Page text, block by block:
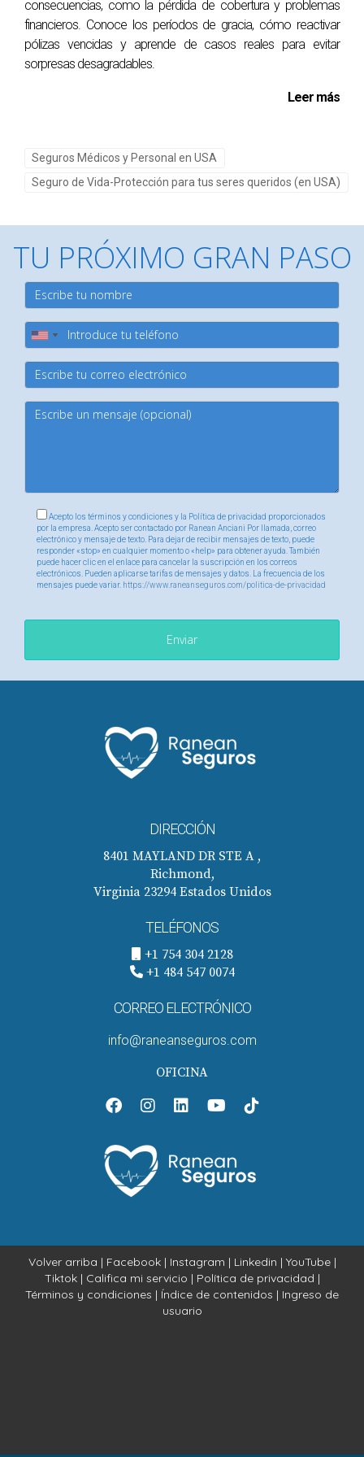
lo que necesitas hacer es dar el primer paso. ¡Actúa hoy!
consecuencias, como la pérdida de cobertura y problemas
financieros. Conoce los períodos de gracia, cómo reactivar
pólizas vencidas y aprende de casos reales para evitar
sorpresas desagradables.
Leer más
Seguros Médicos y Personal en USA
Seguro de Vida-Protección para tus seres queridos (en USA)
TU PRÓXIMO GRAN PASO
Acepto los términos y condiciones y la Política de privacidad proporcionados
por la empresa. Acepto ser contactado por Ranean Anciani Por llamada, correo
electrónico y mensaje de texto. Para dejar de recibir mensajes de texto, puede
responder «stop» en cualquier momento o «help» para obtener ayuda. También
puede hacer clic en el enlace para cancelar la suscripción en los correos
electrónicos. Pueden aplicarse tarifas de mensajes y datos. La frecuencia de los
mensajes puede variar. https://www.raneanseguros.com/politica-de-privacidad
Enviar
DIRECCIÓN
8401 MAYLAND DR STE A ,
Richmond,
Virginia 23294 Estados Unidos
TELÉFONOS
+1 754 304 2128
+1 484 547 0074
CORREO ELECTRÓNICO
info@raneanseguros.com
OFICINA
Volver arriba | Facebook| Instagram | Linkedin | YouTube|
Tiktok| Califica mi servicio | Política de privacidad |
Términos y condiciones | Índice de contenidos | Ingreso de
usuario